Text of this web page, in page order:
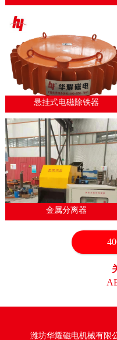
1 2
悬挂式电磁除铁器
金属分离器
潍坊华耀磁电机械有限公